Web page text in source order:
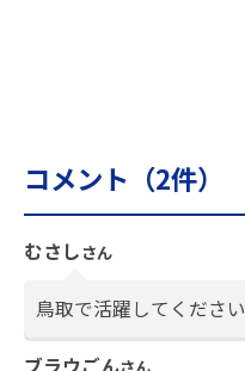
コメント（2件）
むさし さん
鳥取で活躍してください
さん